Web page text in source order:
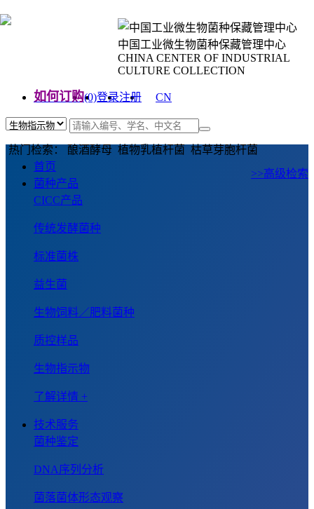
中国工业微生物菌种保藏管理中心
CHINA CENTER OF INDUSTRIAL
CULTURE COLLECTION
如何订购(0)登录注册
CN
热门检索： 酿酒酵母 植物乳植杆菌 枯草芽胞杆菌
>>高级检索
首页
菌种产品
CICC产品
传统发酵菌种
标准菌株
益生菌
生物饲料／肥料菌种
质控样品
生物指示物
了解详情 +
技术服务
菌种鉴定
DNA序列分析
菌落菌体形态观察